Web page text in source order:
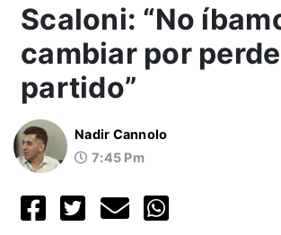
Scaloni: “No
cambiar por
partido”
Nadir Cannolo
7:45 Pm